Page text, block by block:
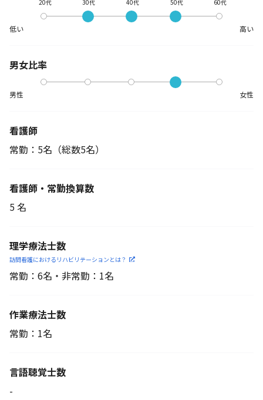
低い
20代 30代 40代 50代 60代
高い
男女比率
男性 女性
看護師
常勤：5名 （総数5名）
看護師・常勤換算数
5 名
理学療法士数
訪問看護におけるリハビリ テーションとは？
常勤：6名・非常勤：1名
作業療法士数
常勤：1名
言語聴覚士数
-